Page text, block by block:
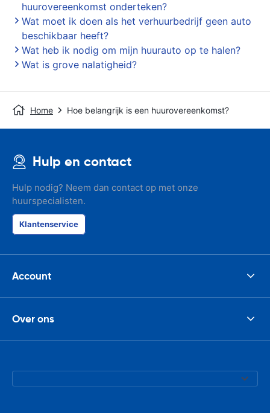
huurovereenkomst onderteken?
Wat moet ik doen als het verhuurbedrijf geen auto
beschikbaar heeft?
Wat heb ik nodig om mijn huurauto op te halen?
Wat is grove nalatigheid?
Home Hoe belangrijk is een huurovereenkomst?
Hulp en contact
Hulp nodig? Neem dan contact op met onze
huurspecialisten.
Klantenservice
Account
Over ons